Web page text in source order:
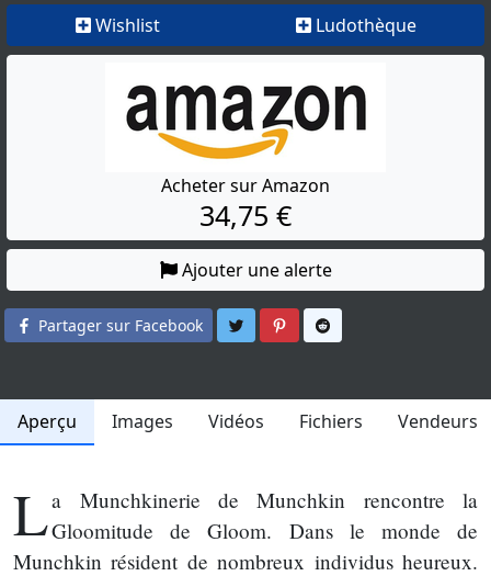
Wishlist Ludothèque
Acheter sur Amazon
34,75 €
Ajouter une alerte
Partager sur Facebook Partager sur Twitter
Partager sur Pinterest
Aperçu Images Vidéos Fichiers Vendeurs
La Munchkinerie de Munchkin rencontre la
Gloomitude de Gloom. Dans le monde de
Munchkin résident de nombreux individus heureux.